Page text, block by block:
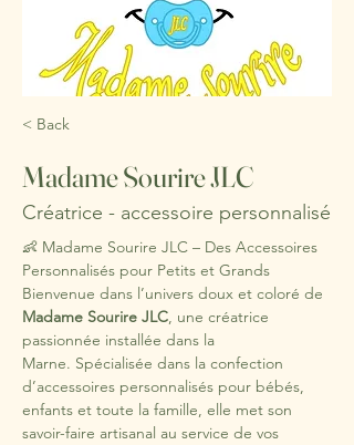
< Back
Madame Sourire JLC
Créatrice - accessoire personnalisé
👶 Madame Sourire JLC – Des Accessoires
Personnalisés pour Petits et Grands
Bienvenue dans l’univers doux et coloré de
Madame Sourire JLC, une créatrice
passionnée installée dans la
Marne. Spécialisée dans la confection
d’accessoires personnalisés pour bébés,
enfants et toute la famille, elle met son
savoir-faire artisanal au service de vos